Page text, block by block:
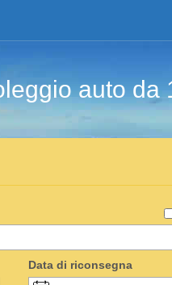
auto
Data di riconsegna